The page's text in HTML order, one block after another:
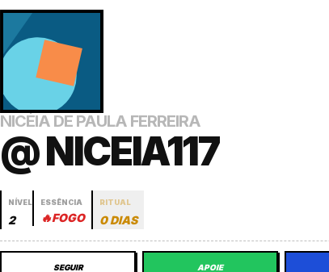
NICÉIA DE PAULA FERREIRA
@ NICEIA117
NÍVEL
2
ESSÊNCIA
🔥FOGO
RITUAL
0 DIAS
SEGUIR APOIE